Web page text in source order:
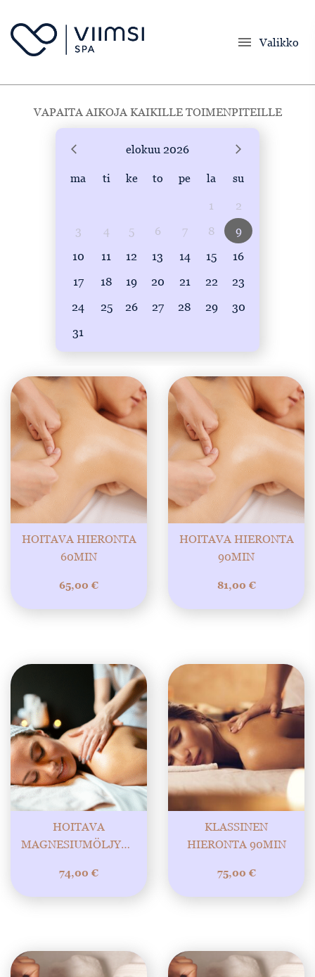
menu Valikko
VAPAITA AIKOJA KAIKILLE TOIMENPITEILLE
elokuu 2026
ma ti ke to pe la su
1
2
3
4 5 6 7 8
9
10
11 12 13 14 15
16
17
18 19 20 21 22
23
24
25 26 27 28 29
30
31
HOITAVA HIERONTA
60MIN
65,00 €
HOITAVA HIERONTA
90MIN
81,00 €
HOITAVA
MAGNESIUMÖLJYHIERONTA
74,00 €
KLASSINEN
HIERONTA 90MIN
75,00 €